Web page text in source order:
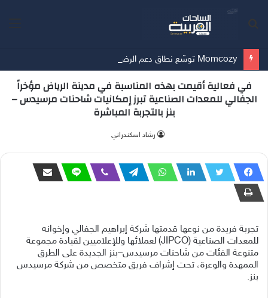
في فعالية أقيمت بهذه المناسبة في مدينة الرياض مؤخراً
الجفالي للمعدات الصناعية تبرز إمكانيات شاحنات مرسيدس –
بنز بالتجربة المباشرة
‫رشاد اسكندراني
تجربة فريدة من نوعها قدمتها شركة إبراهيم الجفالي وإخوانه
للمعدات الصناعية (JIPCO) لعملائها وللإعلاميين لقيادة مجموعة
متنوعة الفئات من شاحنات مرسيدس–بنز الجديدة على الطرق
الممهدة والوعرة، تحت إشراف فريق متخصص من شركة مرسيدس
بنز.